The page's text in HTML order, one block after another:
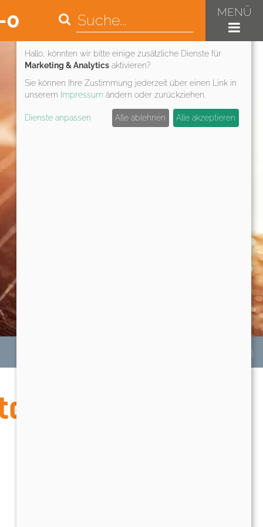
MENÜ
0
Funktion
Datenschutz & Nutzungserlebnis
Hallo, könnten wir bitte einige zusätzliche Dienste für
Marketing & Analytics aktivieren?
Sie können Ihre Zustimmung jederzeit über einen Link in
unserem Impressum ändern oder zurückziehen.
Dienste anpassen Alle ablehnen Alle akzeptieren